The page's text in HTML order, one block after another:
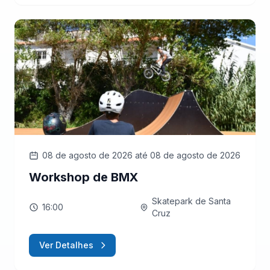
08 de agosto de 2026 até 08 de agosto de 2026
Workshop de BMX
16:00
Skatepark de Santa
Cruz
Ver Detalhes